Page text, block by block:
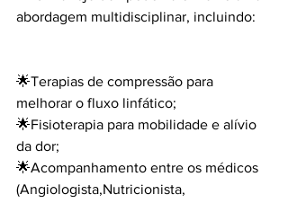
abordagem multidisciplinar, incluindo:
🌟Terapias de compressão para
melhorar o fluxo linfático;
🌟Fisioterapia para mobilidade e alívio
da dor;
🌟Acompanhamento entre os médicos
(Angiologista,Nutricionista,